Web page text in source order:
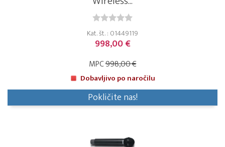
Kat. št. : 01449119
998,00 €
MPC998,00 €
Dobavljivo po naročilu
Pokličite nas!